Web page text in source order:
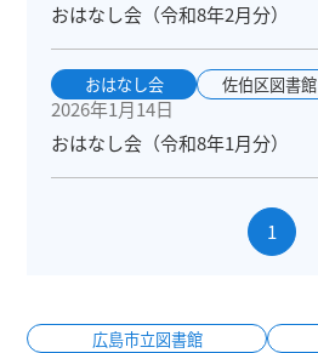
おはなし会（令和8年2月分）
おはなし会 佐伯区図書館
2026年1月14日
おはなし会（令和8年1月分）
1
広島市立図書館